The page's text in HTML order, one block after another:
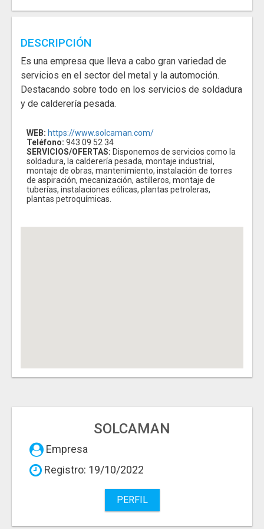
DESCRIPCIÓN
Es una empresa que lleva a cabo gran variedad de
servicios en el sector del metal y la automoción.
Destacando sobre todo en los servicios de soldadura
y de calderería pesada.
WEB: https://www.solcaman.com/
Teléfono: 943 09 52 34
SERVICIOS/OFERTAS: Disponemos de servicios como la
soldadura, la calderería pesada, montaje industrial,
montaje de obras, mantenimiento, instalación de torres
de aspiración, mecanización, astilleros, montaje de
tuberías, instalaciones eólicas, plantas petroleras,
plantas petroquímicas.
SOLCAMAN
Empresa
Registro: 19/10/2022
PERFIL